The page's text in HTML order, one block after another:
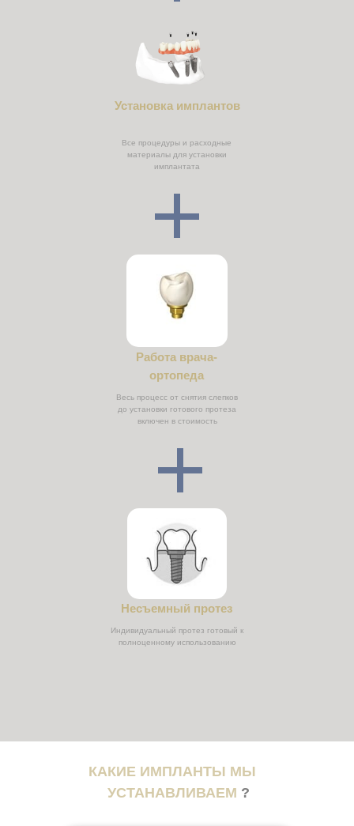
Все процедуры и расходные
материалы для установки
имплантата
Весь процесс от снятия слепков
до установки готового протеза
включен в стоимость
Индивидуальный протез готовый к
полноценному использованию
Работа врача-
ортопеда
Несъемный протез
Установка имплантов
?
КАКИЕ ИМПЛАНТЫ МЫ
УСТАНАВЛИВАЕМ